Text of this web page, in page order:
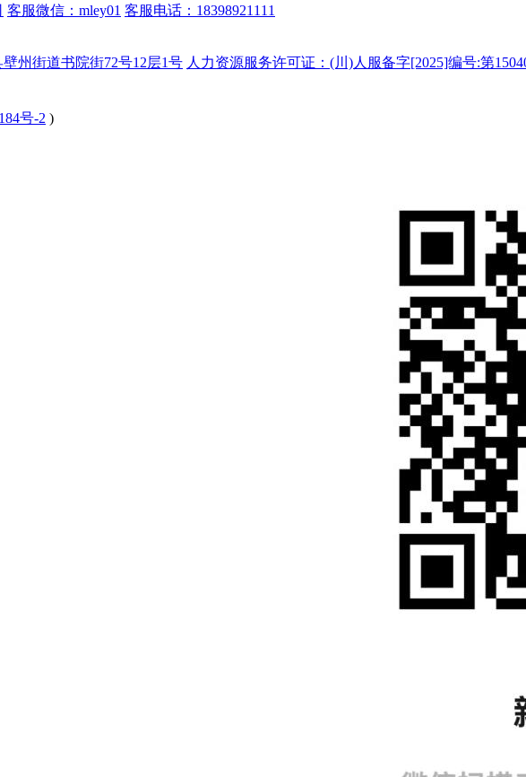
客服微信：mley01 客服电话：18398921111
州街道书院街72号12层1号 人力资源服务许可证：(川)人服备字[2025]编号:第
号-2 )